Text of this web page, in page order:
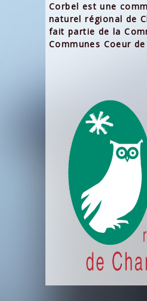
Corbel est une
naturel régional de
fait partie de la
Communes Coeur